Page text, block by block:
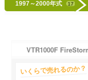
1997～2000年式 17
VTR1000F
いくらで売れるのか？